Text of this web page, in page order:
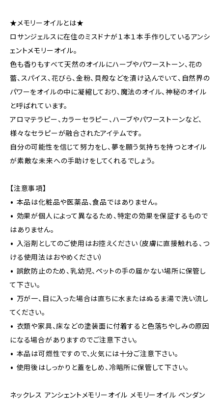
★メモリーオイルとは★
ロサンジェルスに在住のミスドナが１本１本手作りしているアンシ
ェントメモリーオイル。
色も香りもすべて天然のオイルにハーブやパワーストーン、花の
蕾、スパイス、花びら、金粉、貝殻などを漬け込んでいて、自然界の
パワーをオイルの中に凝縮しており、魔法のオイル、神秘のオイル
と呼ばれています。
アロマテラピー、カラーセラピー、ハーブやパワーストーンなど、
様々なセラピーが融合されたアイテムです。
自分の可能性を信じて努力をし、夢を願う気持ちを持つとオイル
が素敵な未来への手助けをしてくれるでしょう。
【注意事項】
• 本品は化粧品や医薬品、食品ではありません。
• 効果が個人によって異なるため、特定の効果を保証するもので
はありません。
• 入浴剤としてのご使用はお控えください（皮膚に直接触れる、つ
ける使用法はおやめください）
• 誤飲防止のため、乳幼児、ペットの手の届かない場所に保管し
て下さい。
• 万が一、目に入った場合は直ちに水またはぬるま湯で洗い流し
てください。
• 衣類や家具、床などの塗装面に付着すると色落ちやしみの原因
になる場合がありますのでご注意下さい。
• 本品は可燃性ですので、火気には十分ご注意下さい。
• 使用後はしっかりと蓋をしめ、冷暗所に保管して下さい。
ネックレス アンシェントメモリーオイル メモリーオイル ペンダン